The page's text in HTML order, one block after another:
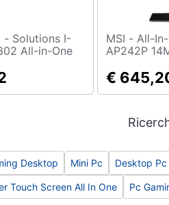
I-
All-in-One
1920 x 1080
PC All-
MSI - All-In-One Pro
AP242P
Intel Core
Core 2.5
€
Desktop Mini Pc Desktop Pc
Touch Screen All In One Pc